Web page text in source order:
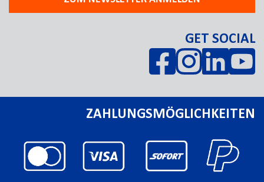
GET SOCIAL
ZAHLUNGSMÖGLICHKEITEN